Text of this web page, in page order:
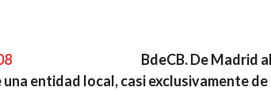
BdeCB. De Madrid
entidad local, casi exclusivamente